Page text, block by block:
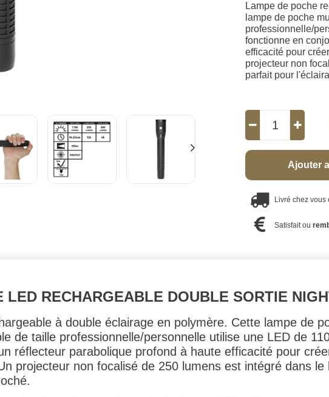
Lampe de poche
lampe de poche
professionnelle/
fonctionne en
efficacité pour
projecteur non
parfait pour
Ajouter
Livré chez
Satisfait ou
LED RECHARGEABLE DOUBLE SORTIE
à double éclairage en polymère. Cette lampe de
de taille professionnelle/personnelle utilise une LED de
réflecteur parabolique profond à haute efficacité pour
projecteur non focalisé de 250 lumens est intégré dans